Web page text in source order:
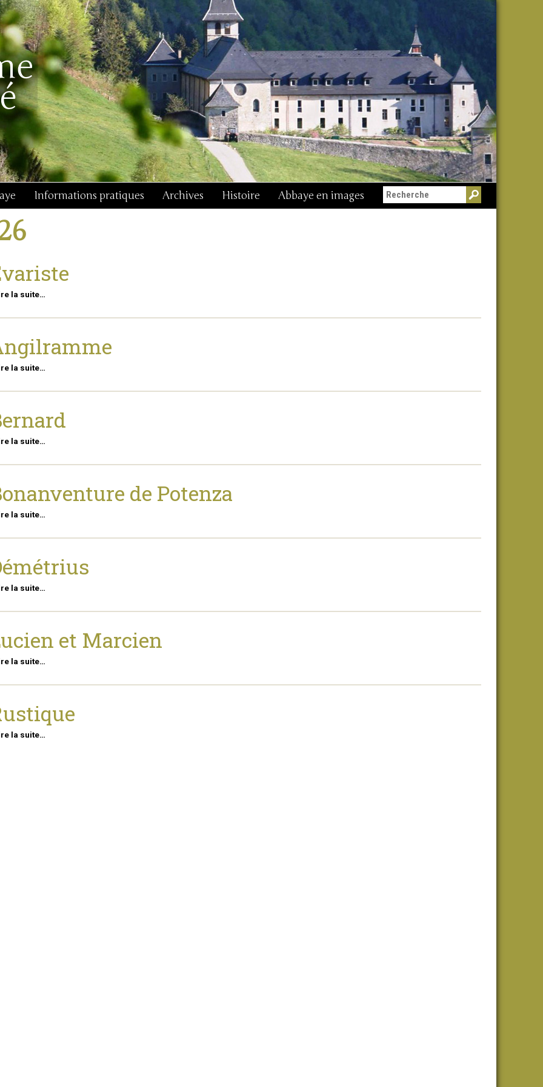
Informations pratiques Archives Histoire Abbaye en images
la suite…
la suite…
la suite…
de Potenza
la suite…
la suite…
et Marcien
la suite…
la suite…